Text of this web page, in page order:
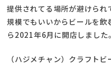
提供されてる場所が避けら
規模でもいいからビールを
ら2021年6月に開店しました。
（ハジメチャン）クラフト